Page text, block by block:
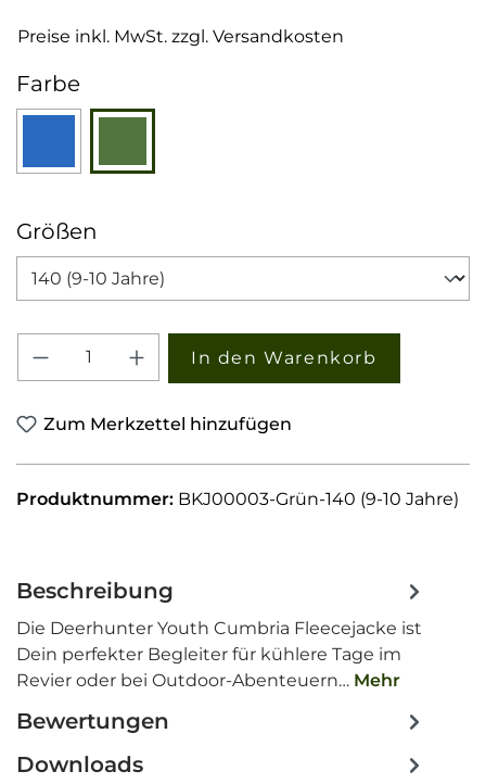
Preise inkl. MwSt. zzgl. Versandkosten
Farbeauswählen
Größen
Produkt Anzahl: Gib den
In den Warenkorb
Zum Merkzettel hinzufügen
Produktnummer: BKJ00003-Grün-140 (9-10 Jahre)
Beschreibung
Die Deerhunter Youth Cumbria Fleecejacke ist
Dein perfekter Begleiter für kühlere Tage im
Revier oder bei Outdoor-Abenteuern… Mehr
Bewertungen
Downloads